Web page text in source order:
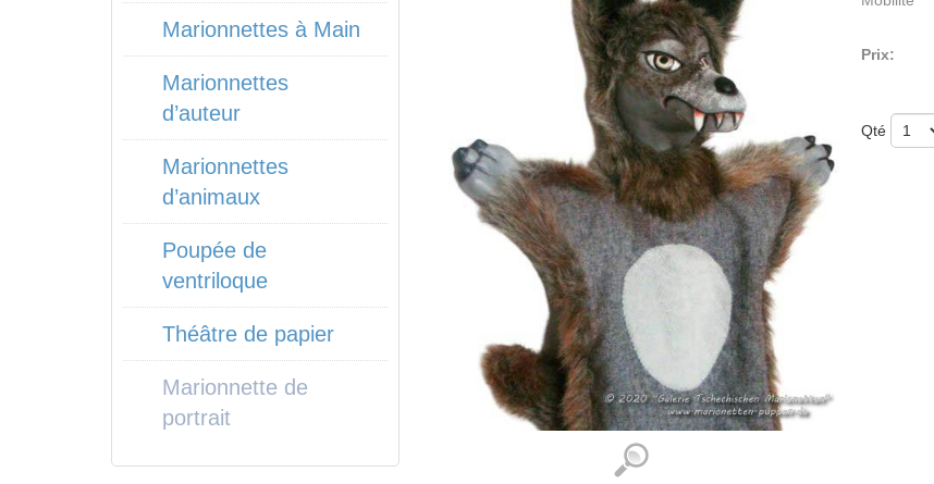
Prix:
Qté
Marionnettes à Main
Marionnettes
d’auteur
Marionnettes
d’animaux
Poupée de
ventriloque
Théâtre de papier
Marionnette de
portrait